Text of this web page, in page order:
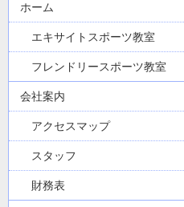
ホーム
エキサイトスポーツ教室
フレンドリースポーツ教室
会社案内
アクセスマップ
スタッフ
財務表